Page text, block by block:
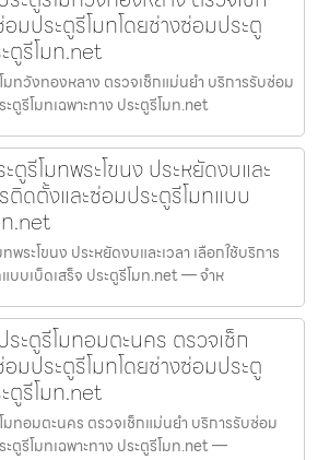
มประตูรีโมทโดยช่างซ่อมประตู
ตูรีโมท.net
มทวังทองหลาง ตรวจเช็กแม่นยำ บริการรับซ่อม
ตูรีโมทเฉพาะทาง ประตูรีโมท.net
ตูรีโมทพระโขนง ประหยัดงบและ
ติดตั้งและซ่อมประตูรีโมทแบบ
ท.net
พระโขนง ประหยัดงบและเวลา เลือกใช้บริการ
บบเบ็ดเสร็จ ประตูรีโมท.net — จำห
ะตูรีโมทอมตะนคร ตรวจเช็ก
มประตูรีโมทโดยช่างซ่อมประตู
ตูรีโมท.net
มทอมตะนคร ตรวจเช็กแม่นยำ บริการรับซ่อม
ตูรีโมทเฉพาะทาง ประตูรีโมท.net —